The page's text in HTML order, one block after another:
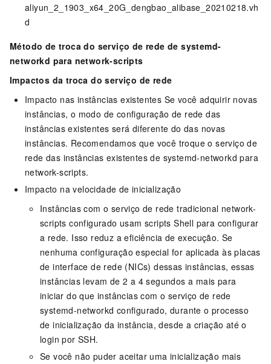
aliyun_2_1903_x64_20G_dengbao_alibase_20210218.vh
d
Método de troca do serviço de rede de systemd-
networkd para network-scripts
Impactos da troca do serviço de rede
Impacto nas instâncias existentes Se você adquirir novas
instâncias, o modo de configuração de rede das
instâncias existentes será diferente do das novas
instâncias. Recomendamos que você troque o serviço de
rede das instâncias existentes de systemd-networkd para
network-scripts.
Impacto na velocidade de inicialização
Instâncias com o serviço de rede tradicional network-
scripts configurado usam scripts Shell para configurar
a rede. Isso reduz a eficiência de execução. Se
nenhuma configuração especial for aplicada às placas
de interface de rede (NICs) dessas instâncias, essas
instâncias levam de 2 a 4 segundos a mais para
iniciar do que instâncias com o serviço de rede
systemd-networkd configurado, durante o processo
de inicialização da instância, desde a criação até o
login por SSH.
Se você não puder aceitar uma inicialização mais